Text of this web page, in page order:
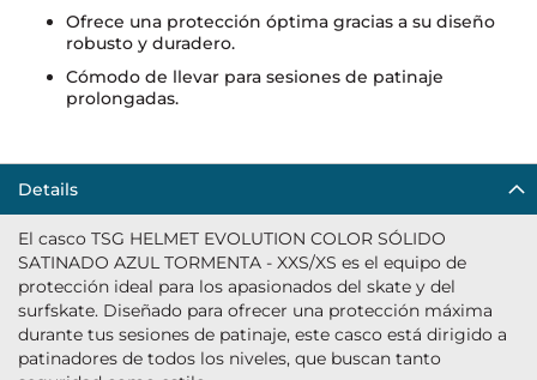
Ofrece una protección óptima gracias a su diseño
robusto y duradero.
Cómodo de llevar para sesiones de patinaje
prolongadas.
Details
El casco TSG HELMET EVOLUTION COLOR SÓLIDO
SATINADO AZUL TORMENTA - XXS/XS es el equipo de
protección ideal para los apasionados del skate y del
surfskate. Diseñado para ofrecer una protección máxima
durante tus sesiones de patinaje, este casco está dirigido a
patinadores de todos los niveles, que buscan tanto